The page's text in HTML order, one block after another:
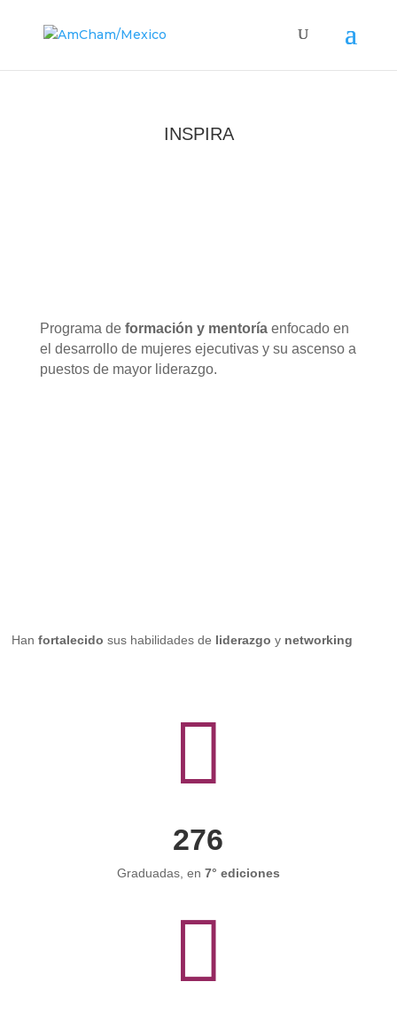
INSPIRA
Programa de formación y mentoríaenfocado en
el desarrollo de mujeres ejecutivas y su ascenso a
puestos de mayor liderazgo.
Han fortalecido sus habilidades de liderazgo y networking

276
Graduadas, en 7° ediciones
